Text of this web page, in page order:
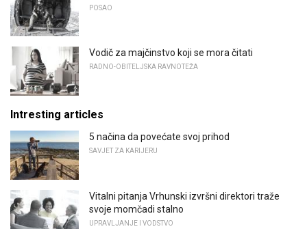
POSAO
Vodič za majčinstvo koji se mora čitati
RADNO-OBITELJSKA RAVNOTEŽA
Intresting articles
5 načina da povećate svoj prihod
SAVJET ZA KARIJERU
Vitalni pitanja Vrhunski izvršni direktori traže
svoje momčadi stalno
UPRAVLJANJE I VODSTVO